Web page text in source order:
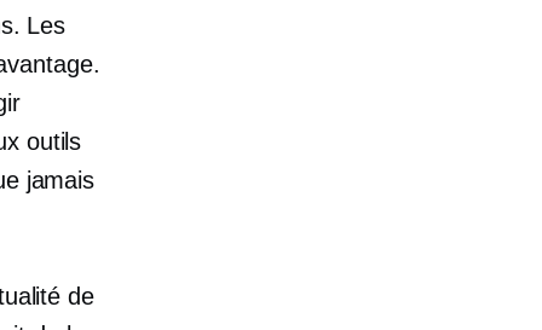
Les
outils
jamais
de